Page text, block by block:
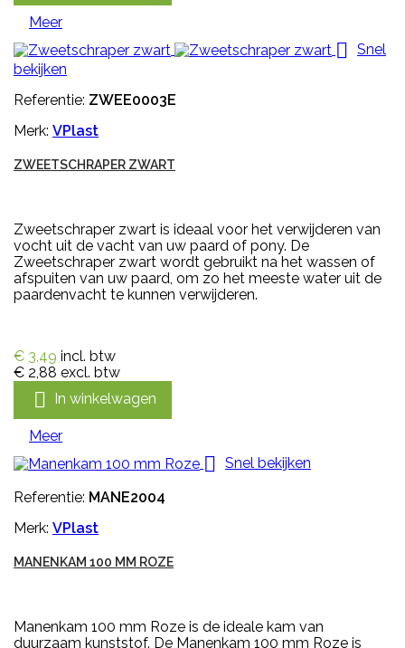
Meer

Snel
bekijken
Referentie: ZWEE0003E
Merk: VPlast
ZWEETSCHRAPER ZWART
Zweetschraper zwart is ideaal voor het verwijderen van
vocht uit de vacht van uw paard of pony. De
Zweetschraper zwart wordt gebruikt na het wassen of
afspuiten van uw paard, om zo het meeste water uit de
paardenvacht te kunnen verwijderen.
€ 3,49 incl. btw
€ 2,88 excl. btw
 In winkelwagen
Meer

Snel bekijken
Referentie: MANE2004
Merk: VPlast
MANENKAM 100 MM ROZE
Manenkam 100 mm Roze is de ideale kam van
duurzaam kunststof. De Manenkam 100 mm Roze is